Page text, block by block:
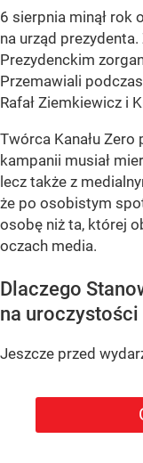
6 sierpnia minął rok
na urząd
Prezydenckim
Przemawiali
Rafał Ziemkiewicz i
Twórca Kanału
kampanii musiał
lecz także z
że po osobistym
osobę niż ta, której
oczach media.
Dlaczego
na
Jeszcze przed